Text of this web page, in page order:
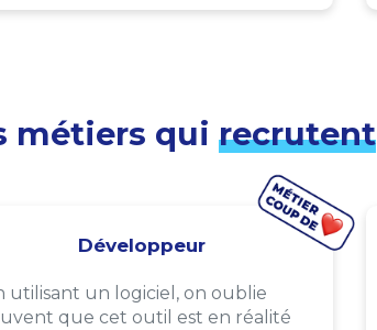
métiers qui recrutent
Développeur
utilisant un logiciel, on oublie
que cet outil est en réalité